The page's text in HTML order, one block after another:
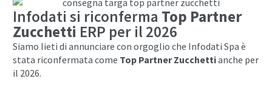
Infodati si riconferma Top Partner
Zucchetti ERP per il 2026
Siamo lieti di annunciare con orgoglio che Infodati Spa è
stata riconfermata come Top Partner Zucchettianche per
il 2026.